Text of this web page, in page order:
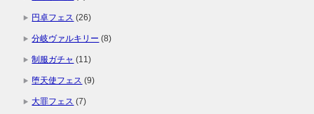
円卓フェス (26)
分岐ヴァルキリー (8)
制服ガチャ (11)
堕天使フェス (9)
大罪フェス (7)